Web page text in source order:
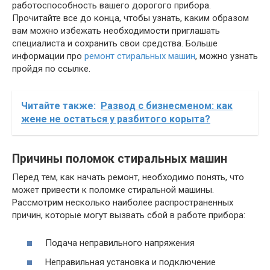
работоспособность вашего дорогого прибора.
Прочитайте все до конца, чтобы узнать, каким образом
вам можно избежать необходимости приглашать
специалиста и сохранить свои средства. Больше
информации про ремонт стиральных машин, можно узнать
пройдя по ссылке.
Читайте также: Развод с бизнесменом: как
жене не остаться у разбитого корыта?
Причины поломок стиральных машин
Перед тем, как начать ремонт, необходимо понять, что
может привести к поломке стиральной машины.
Рассмотрим несколько наиболее распространенных
причин, которые могут вызвать сбой в работе прибора:
Подача неправильного напряжения
Неправильная установка и подключение